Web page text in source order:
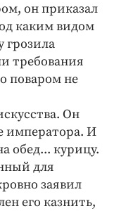
он приказал
каким видом
грозила
требования
поваром не
Он
императора. И
обед... курицу.
для
заявил
его казнить,